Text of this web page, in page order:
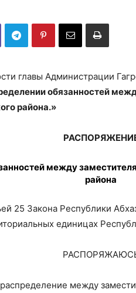
главы Администрации
обязанностей
района.»
между заместит
района
25 Закона Республики
единицах
между